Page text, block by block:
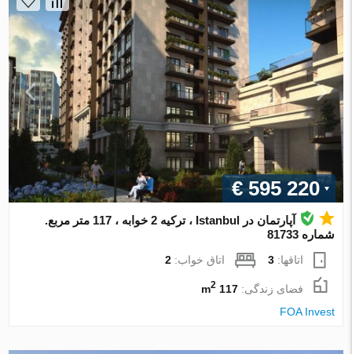
€ 595 220
آپارتمان در Istanbul ، ترکیه 2 خوابه ، 117 متر مربع.
شماره 81733
اتاقها:3 اتاق خواب:2
فضای زندگی:117 m
2
FOA Invest